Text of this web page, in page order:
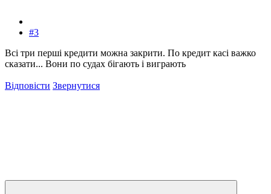
#3
Всі три перші кредити можна закрити. По кредит касі важко
сказати... Вони по судах бігають і виграють
Відповісти Звернутися